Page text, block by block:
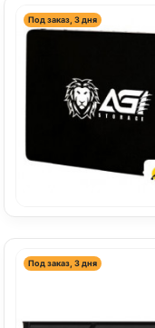
Под заказ, 3 дня
Под заказ, 3 дня